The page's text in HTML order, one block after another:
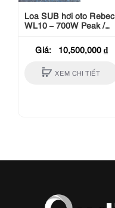
Loa SUB hơi oto Rebec
WL10 – 700W Peak /
Giá:
10,500,000 ₫
XEM CHI TIẾT